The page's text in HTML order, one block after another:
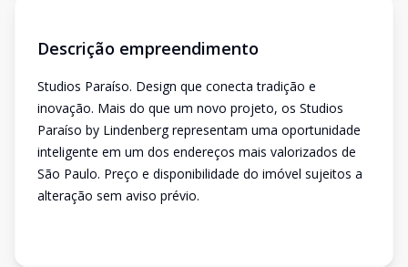
Descrição empreendimento
Studios Paraíso. Design que conecta tradição e
inovação. Mais do que um novo projeto, os Studios
Paraíso by Lindenberg representam uma oportunidade
inteligente em um dos endereços mais valorizados de
São Paulo. Preço e disponibilidade do imóvel sujeitos a
alteração sem aviso prévio.